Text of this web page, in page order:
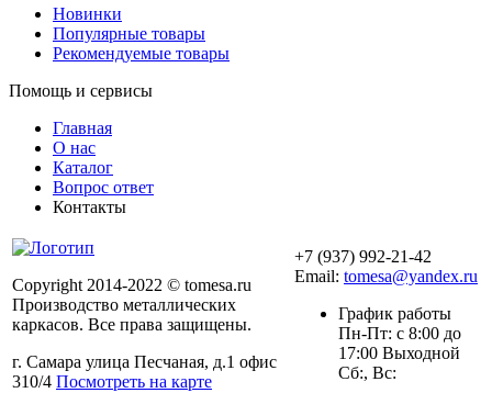
Новинки
Популярные товары
Рекомендуемые товары
Помощь и сервисы
Главная
О нас
Каталог
Вопрос ответ
Контакты
Copyright 2014-2022 © tomesa.ru
Производство металлических
каркасов. Все права защищены.
г. Самара улица Песчаная, д.1 офис
310/4 Посмотреть на карте
+7 (937) 992-21-42
Email: tomesa@yandex.ru
График работы
Пн-Пт: с 8:00 до
17:00 Выходной
Сб:, Вс: